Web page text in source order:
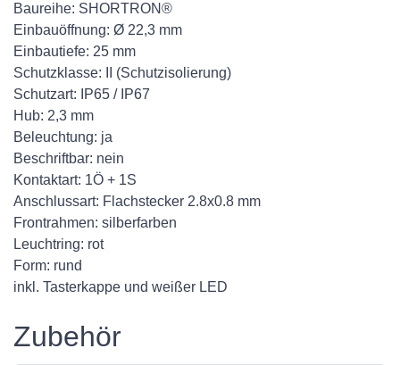
Baureihe: SHORTRON®
Einbauöffnung: Ø 22,3 mm
Einbautiefe: 25 mm
Schutzklasse: II (Schutzisolierung)
Schutzart: IP65 / IP67
Hub: 2,3 mm
Beleuchtung: ja
Beschriftbar: nein
Kontaktart: 1Ö + 1S
Anschlussart: Flachstecker 2.8x0.8 mm
Frontrahmen: silberfarben
Leuchtring: rot
Form: rund
inkl. Tasterkappe und weißer LED
Zubehör